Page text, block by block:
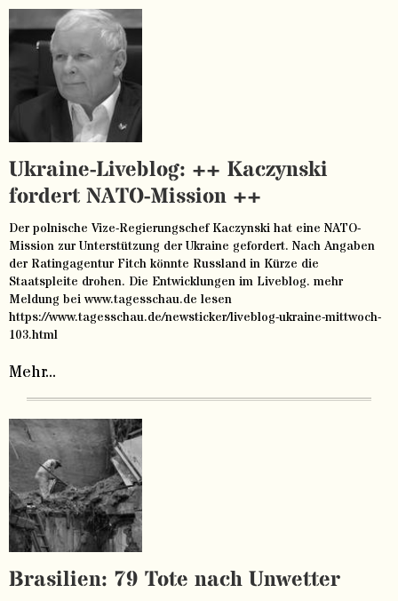
Ukraine-Liveblog: ++ Kaczynski
fordert NATO-Mission ++
Der polnische Vize-Regierungschef Kaczynski hat eine NATO-
Mission zur Unterstützung der Ukraine gefordert. Nach Angaben
der Ratingagentur Fitch könnte Russland in Kürze die
Staatspleite drohen. Die Entwicklungen im Liveblog. mehr
Meldung bei www.tagesschau.de lesen
https://www.tagesschau.de/newsticker/liveblog-ukraine-mittwoch-
103.html
Mehr...
Brasilien: 79 Tote nach Unwetter